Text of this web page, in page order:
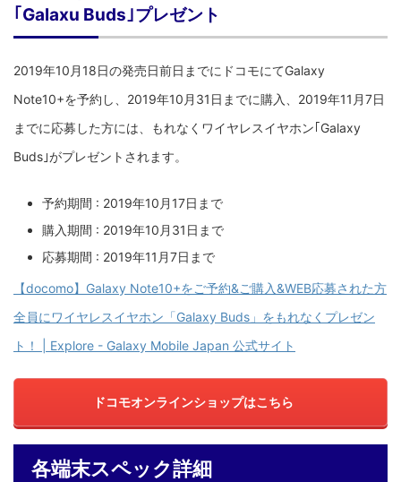
｢Galaxu Buds｣プレゼント
2019年10月18日の発売日前日までにドコモにてGalaxy
Note10+を予約し、2019年10月31日までに購入、2019年11月7日
までに応募した方には、もれなくワイヤレスイヤホン｢Galaxy
Buds｣がプレゼントされます。
予約期間 : 2019年10月17日まで
購入期間 : 2019年10月31日まで
応募期間 : 2019年11月7日まで
【docomo】Galaxy Note10+をご予約&ご購入&WEB応募された方
全員にワイヤレスイヤホン「Galaxy Buds」をもれなくプレゼン
ト！ | Explore - Galaxy Mobile Japan 公式サイト
ドコモオンラインショップはこちら
各端末スペック詳細